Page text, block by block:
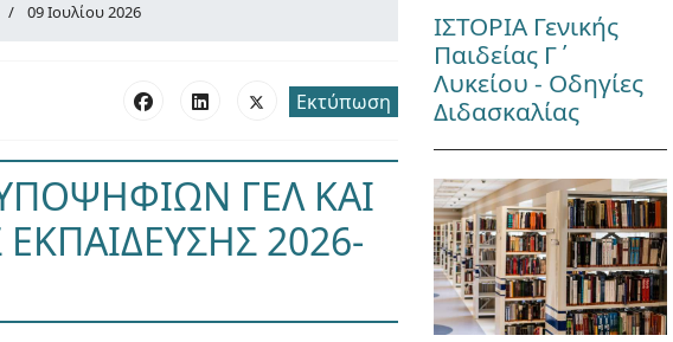
09 Ιουλίου 2026
Εκτύπωση
ΓΕΛ ΚΑΙ
2026-
ΙΣΤΟΡΙΑ Γενικής
Παιδείας Γ΄
Λυκείου - Οδηγίες
Διδασκαλίας